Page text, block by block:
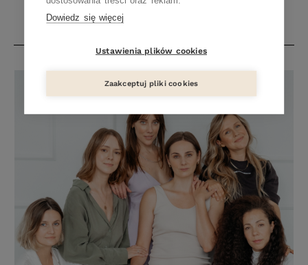
Dowiedz się więcej
Ustawienia plików cookies
Zaakceptuj pliki cookies